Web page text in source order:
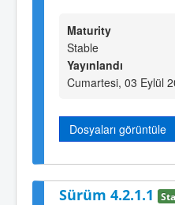
Maturity
Stable
Yayınlandı
Cumartesi, 03 Eylül
Dosyaları görüntüle
Sürüm 4.2.1.1